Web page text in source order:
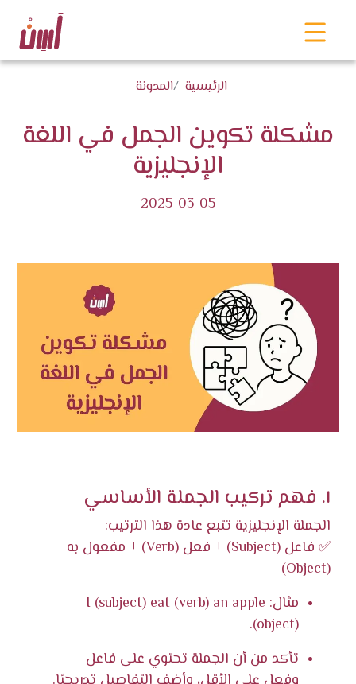
الرئيسية المدونة
مشكلة تكوين الجمل في اللغة
الإنجليزية
2025-03-05
١. فهم تركيب الجملة الأساسي
الجملة الإنجليزية تتبع عادة هذا الترتيب:
✅ فاعل (Subject) + فعل (Verb) + مفعول به
(Object)
مثال: I (subject) eat (verb) an apple
(object).
تأكد من أن الجملة تحتوي على فاعل